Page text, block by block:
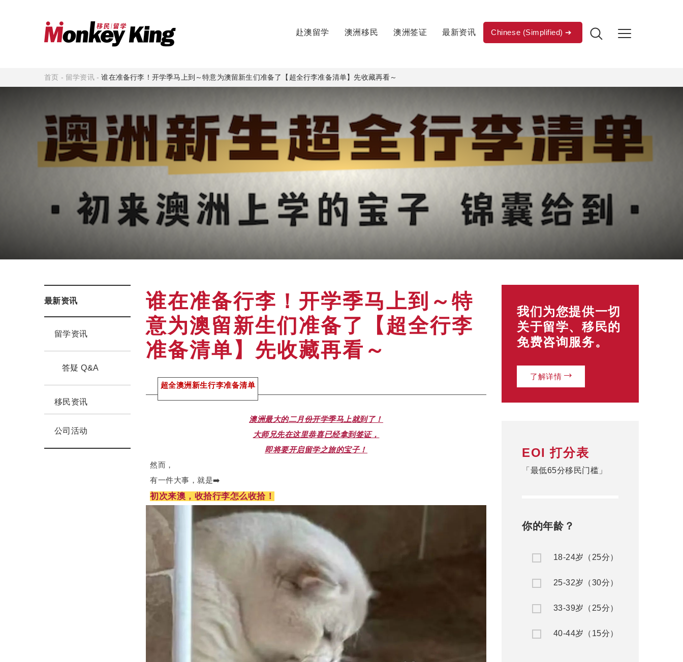
赴澳留学 澳洲移民 澳洲签证 最新资讯 Chinese (Simplified)
首页 - 留学资讯-谁在准备行李！开学季马上到～特意为澳留新生们准备了【超全行李准备清单】先收藏再看～
最新资讯
留学资讯
答疑 Q&A
移民资讯
公司活动
谁在准备行李！开学季马上到～特
意为澳留新生们准备了【超全行李
准备清单】先收藏再看～
超全澳洲新生行李准备清单
澳洲最大的二月份开学季马上就到了！
大师兄先在这里恭喜已经拿到签证，
即将要开启留学之旅的宝子！
然而，
有一件大事，就是➡️
初次来澳，收拾行李怎么收拾！
我们为您提供一切
关于留学、移民的
免费咨询服务。
了解详情
EOI 打分表
「最低65分移民门槛」
你的年龄？
18-24岁（25分）
25-32岁（30分）
33-39岁（25分）
40-44岁（15分）